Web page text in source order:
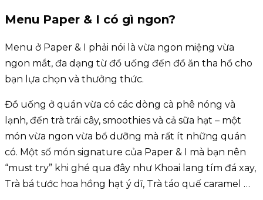
Menu Paper & I có gì ngon?
Menu ở Paper & I phải nói là vừa ngon miệng vừa
ngon mắt, đa dạng từ đồ uống đến đồ ăn tha hồ cho
bạn lựa chọn và thưởng thức.
Đồ uống ở quán vừa có các dòng cà phê nóng và
lạnh, đến trà trái cây, smoothies và cả sữa hạt – một
món vừa ngon vừa bổ dưỡng mà rất ít những quán
có. Một số món signature của Paper & I mà bạn nên
“must try” khi ghé qua đây như Khoai lang tím đá xay,
Trà bá tước hoa hồng hạt ý dĩ, Trà táo quế caramel …